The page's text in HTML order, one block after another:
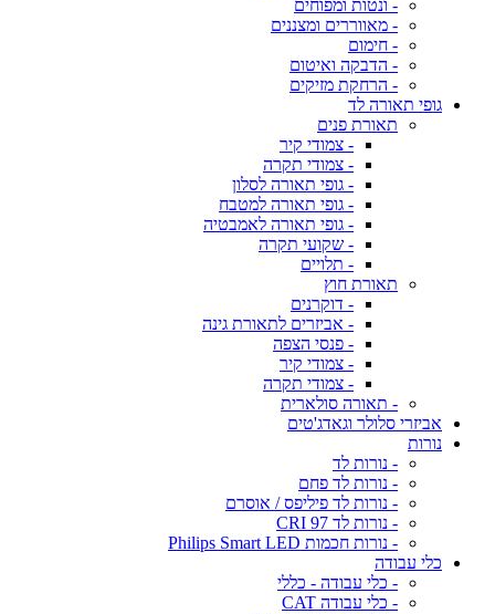
- ונטות ומפוחים
- מאווררים ומצננים
- חימום
- הדבקה ואיטום
- הרחקת מזיקים
גופי תאורה לד
תאורת פנים
- צמודי קיר
- צמודי תקרה
- גופי תאורה לסלון
- גופי תאורה למטבח
- גופי תאורה לאמבטיה
- שקועי תקרה
- תלויים
תאורת חוץ
- דוקרנים
- אביזרים לתאורת גינה
- פנסי הצפה
- צמודי קיר
- צמודי תקרה
- תאורה סולארית
אביזרי סלולר וגאדג'טים
נורות
- נורות לד
- נורות לד פחם
- נורות לד פיליפס / אוסרם
- נורות לד CRI 97
- נורות חכמות Philips Smart LED
כלי עבודה
- כלי עבודה - כללי
- כלי עבודה CAT